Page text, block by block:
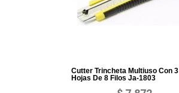
Cutter Trincheta Multiuso Con 3
Hojas De 8 Filos Ja-1803